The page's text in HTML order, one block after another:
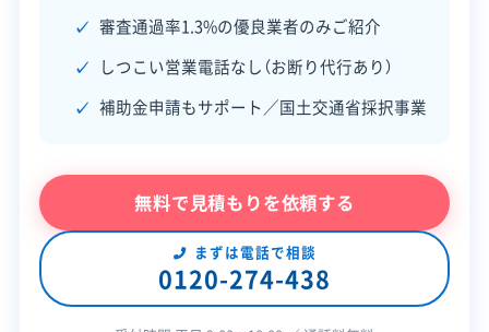
建物構造 木造 RC造
対応業務
産業廃棄物収集運搬業
土木工事業
外構工事業
【建設業許可】
岩手県知事：第050241号
【産業廃棄物収集運搬業許可】
岩手県知事：第00312160715号
全部見る
審査通過率1.3%の優良業者のみご紹介
しつこい営業電話なし（お断り代行あり）
補助金申請もサポート／国土交通省採択事業
無料で見積もりを依頼する
まずは電話で相談
0120-274-438